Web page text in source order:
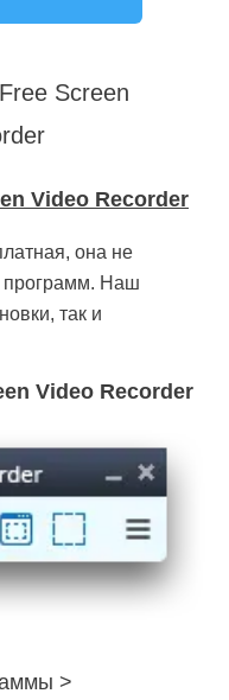
Screen
Video Recorder
она не
программ. Наш
так и
Video Recorder
>